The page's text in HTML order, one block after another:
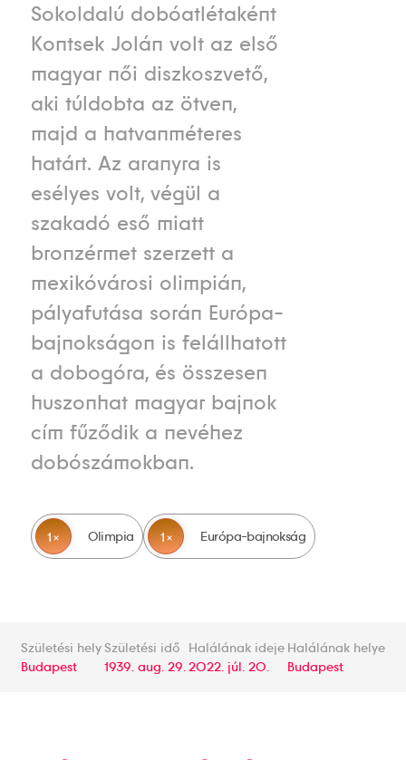
Sokoldalú dobóatlétaként
Kontsek Jolán volt az első
magyar női diszkoszvető,
aki túldobta az ötven,
majd a hatvanméteres
határt. Az aranyra is
esélyes volt, végül a
szakadó eső miatt
bronzérmet szerzett a
mexikóvárosi olimpián,
pályafutása során Európa-
bajnokságon is felállhatott
a dobogóra, és összesen
huszonhat magyar bajnok
cím fűződik a nevéhez
dobószámokban.
1 Olimpia 1 Európa-bajnokság
Születési hely
Budapest
Születési idő
1939. aug. 29.
Halálának ideje
2022. júl. 20.
Halálának helye
Budapest